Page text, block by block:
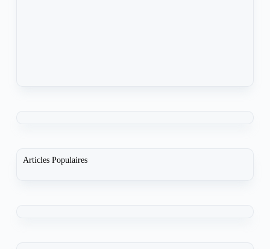
Articles Populaires